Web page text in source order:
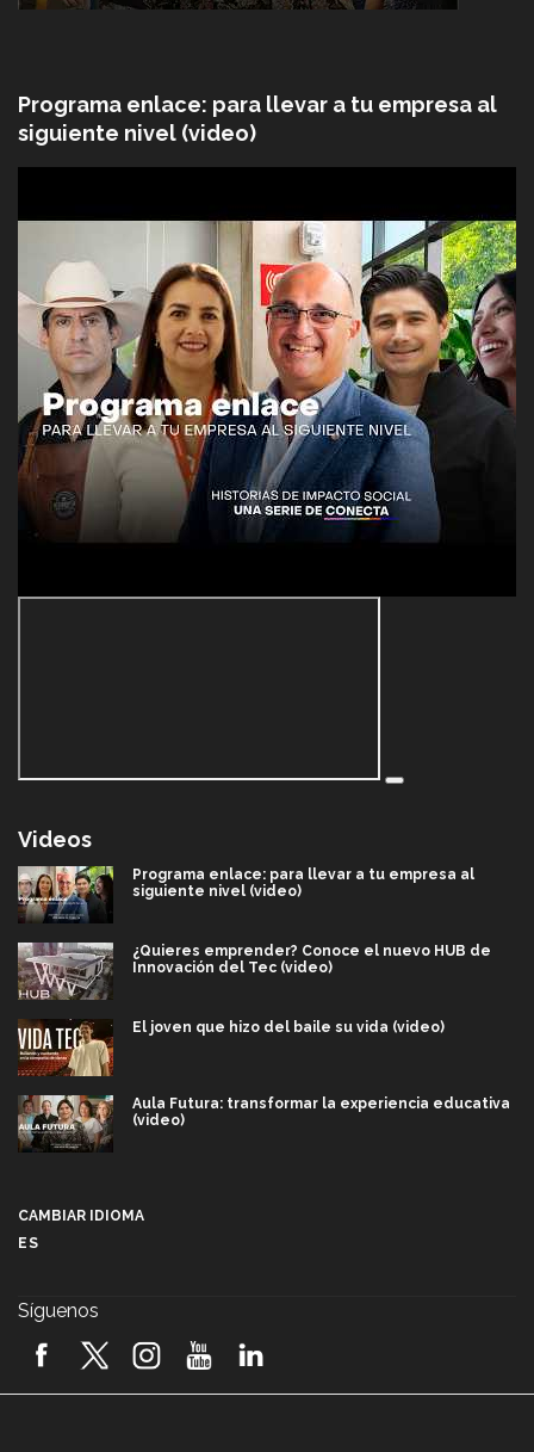
Programa enlace: para llevar a tu empresa al
siguiente nivel (video)
Videos
Programa enlace: para llevar a tu empresa al
siguiente nivel (video)
¿Quieres emprender? Conoce el nuevo HUB de
Innovación del Tec (video)
El joven que hizo del baile su vida (video)
Aula Futura: transformar la experiencia educativa
(video)
2026! (video)
CAMBIAR IDIOMA
ES
Síguenos